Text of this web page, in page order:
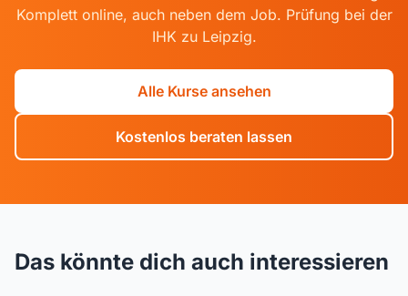
Komplett online, auch neben dem Job. Prüfung bei der
IHK zu Leipzig.
Alle Kurse ansehen
Kostenlos beraten lassen
Das könnte dich auch interessieren